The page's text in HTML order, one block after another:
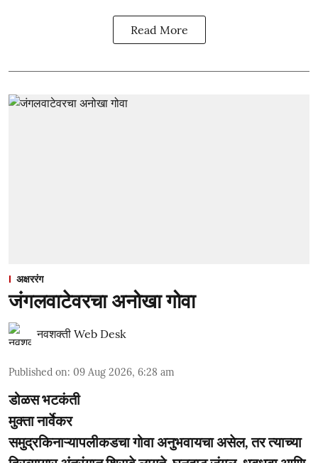
Read More
अक्षररंग
जंगलवाटेवरचा अनोखा गोवा
नवशक्ती Web Desk
Published on: 09 Aug 2026, 6:28 am
डोळस भटकंती
मुक्ता नार्वेकर
समुद्रकिनाऱ्यापलीकडचा गोवा अनुभवायचा असेल, तर त्याच्या